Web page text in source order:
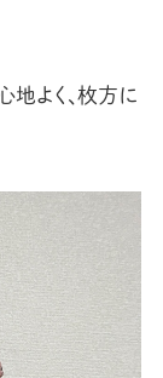
地よく、枚方に